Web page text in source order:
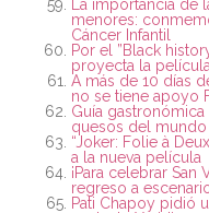
La importancia de
menores:
Cáncer Infantil
Por el ”Black
proyecta la película
A más de 10 días
no se tiene apoyo
Guía
quesos del mundo
“Joker: Folie à
a la nueva película
¡Para celebrar
regreso a
Pati Chapoy pidió